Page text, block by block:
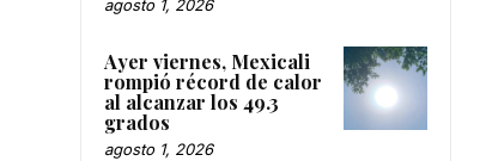
agosto 1, 2026
Ayer viernes, Mexicali
rompió récord de calor
al alcanzar los 49.3
grados
agosto 1, 2026